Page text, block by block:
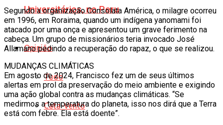
Universitários, no Peru
Opinião
Tudo
Cata-Vento
Segundo a organização Consolata América, o milagre ocorreu
em 1996, em Roraima, quando um indígena yanomami foi
atacado por uma onça e apresentou um grave ferimento na
cabeça. Um grupo de missionários teria invocado José
Allamano pedindo a recuperação do rapaz, o que se realizou.
MUDANÇAS CLIMÁTICAS
Em agosto de 2024, Francisco fez um de seus últimos
alertas em prol da preservação do meio ambiente e exigindo
uma ação global contra as mudanças climáticas. “Se
medirmos a temperatura do planeta, isso nos dirá que a Terra
está com febre. Ela está doente”.